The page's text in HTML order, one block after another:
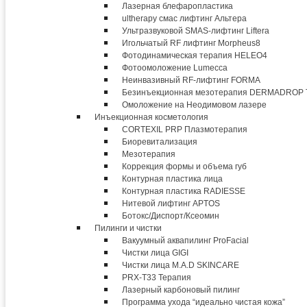
Лазерная блефаропластика
ultherapy смас лифтинг Альтера
Ультразвуковой SMAS-лифтинг Liftera
Игольчатый RF лифтинг Morpheus8
Фотодинамическая терапия HELEO4
Фотоомоложение Lumecca
Неинвазивный RF-лифтинг FORMA
Безинъекционная мезотерапия
Омоложение на Неодимовом лазере
Инъекционная косметология
CORTEXIL PRP Плазмотерапия
Биоревитализация
Мезотерапия
Коррекция формы и объема губ
Контурная пластика лица
Контурная пластика RADIESSE
Нитевой лифтинг APTOS
Ботокс/Диспорт/Ксеомин
Пилинги и чистки
Вакуумный аквапилинг ProFacial
Чистки лица GIGI
Чистки лица M.A.D SKINCARE
PRX-T33 Терапия
Лазерный карбоновый пилинг
Программа ухода “идеально чистая кожа”